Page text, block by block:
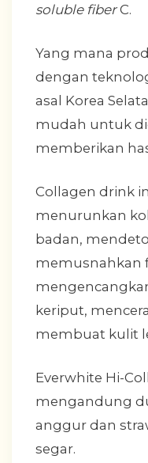
soluble fiberC.
Yang mana
dengan
asal Korea
mudah untuk
memberikan
Collagen drink
menurunkan
badan,
memusnahkan
keriput,
membuat kulit
Everwhite Hi-
mengandung
anggur dan
segar.